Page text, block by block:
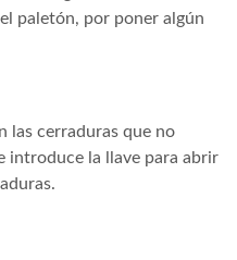
paletón, por poner algún
las cerraduras que no
introduce la llave para abrir